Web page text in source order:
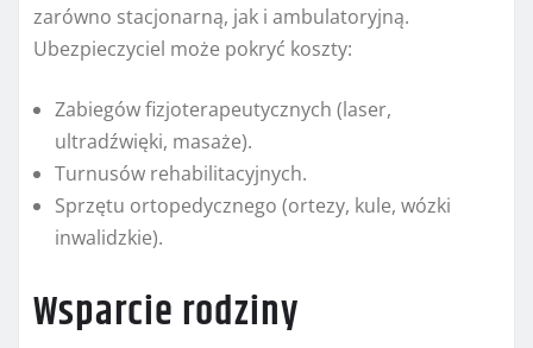
zarówno stacjonarną, jak i ambulatoryjną.
Ubezpieczyciel może pokryć koszty:
Zabiegów fizjoterapeutycznych (laser,
ultradźwięki, masaże).
Turnusów rehabilitacyjnych.
Sprzętu ortopedycznego (ortezy, kule, wózki
inwalidzkie).
Wsparcie rodziny